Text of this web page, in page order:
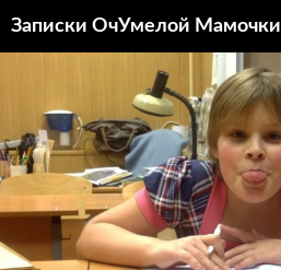
Записки ОчУмелой Мамочки